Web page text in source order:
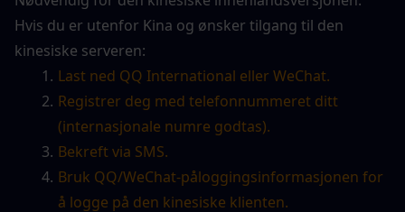
Hvis du er utenfor Kina og ønsker tilgang til den
kinesiske serveren:
Last ned QQ International eller WeChat.
Registrer deg med telefonnummeret ditt
(internasjonale numre godtas).
Bekreft via SMS.
Bruk QQ/WeChat-påloggingsinformasjonen for
å logge på den kinesiske klienten.